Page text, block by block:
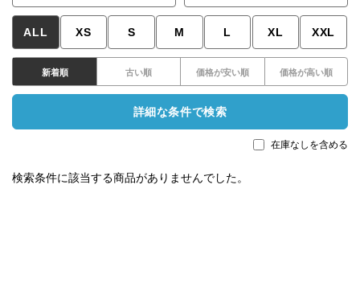
ALL XS S M L XL XXL
新着順 古い順 価格が安い順 価格が高い順
詳細な条件で検索
在庫なしを含める
検索条件に該当する商品がありませんでした。